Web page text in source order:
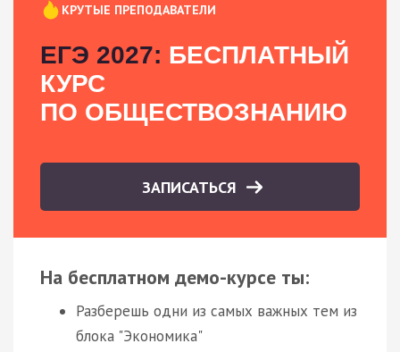
КРУТЫЕ ПРЕПОДАВАТЕЛИ
ЕГЭ 2027: БЕСПЛАТНЫЙ
КУРС
ПО ОБЩЕСТВОЗНАНИЮ
ЗАПИСАТЬСЯ
На бесплатном демо-курсе ты:
Разберешь одни из самых важных тем из
блока "Экономика"